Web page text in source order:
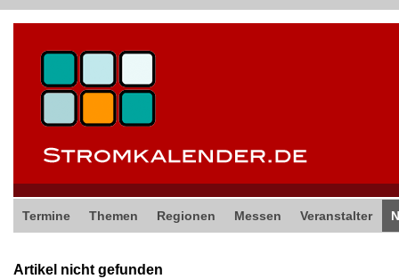
Termine Themen Regionen Messen Veranstalter
Artikel nicht gefunden